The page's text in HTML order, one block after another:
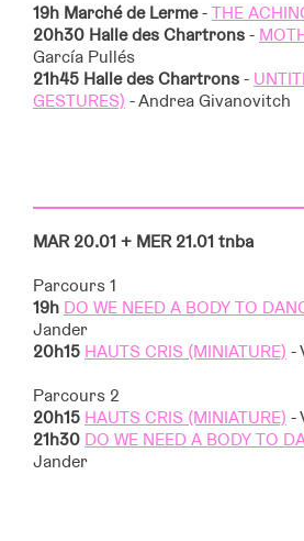
19h Marché de Lerme-THE
20h30 Halle des Chartrons-
García Pullés
21h45 Halle des Chartrons-
GESTURES) - Andrea Givanovitch
MAR 20.01 + MER 21.01 tnba
Parcours 1
19h DO WE NEED A BODY TO
Jander
20h15 HAUTS CRIS (MINIATURE) -
Parcours 2
20h15 HAUTS CRIS (MINIATURE) -
21h30 DO WE NEED A BODY TO
Jander